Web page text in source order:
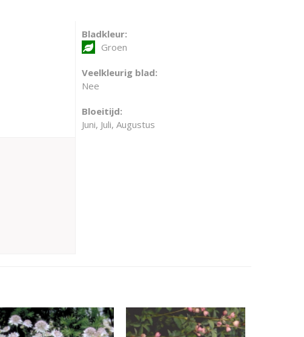
Bladkleur:
Groen
Veelkleurig blad:
Nee
Bloeitijd:
Juni, Juli, Augustus